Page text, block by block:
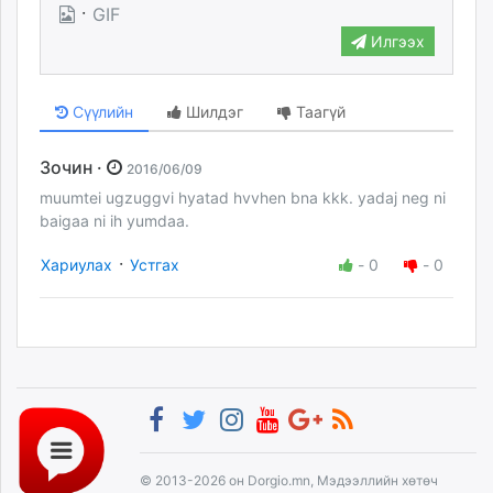
unuudur.mn
mglradio.com
fact.mn
itoim.mn
tumen.mn
times.mn
mass.mn
unegui.mn
toim.mn
paparazzi.mn
unread.today
· GIF
Илгээх
Сүүлийн Шилдэг Таагүй
Зочин · 2016/06/09
muumtei ugzuggvi hyatad hvvhen bna kkk. yadaj neg ni
baigaa ni ih yumdaa.
Хариулах · Устгах - 0 - 0
© 2013-2026 он Dorgio.mn, Мэдээллийн хөтөч